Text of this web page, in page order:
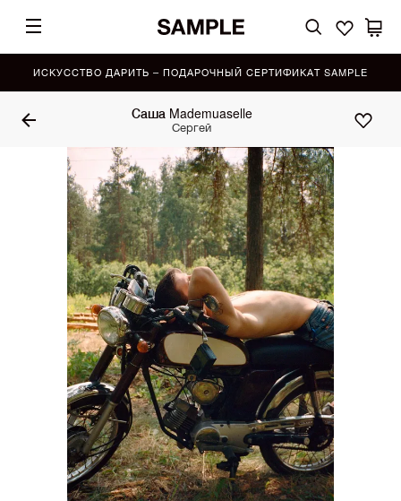
ИСКУССТВО ДАРИТЬ – ПОДАРОЧНЫЙ СЕРТИФИКАТ SAMPLE
Саша Mademuaselle
Сергей